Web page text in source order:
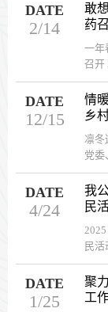
DATE
2/14
敢
药
一年
召开
会。
DATE
12/15
情
乡
凛冬
党委
企业
爱心
问当
DATE
4/24
我
民
民
场顺
DATE
1/25
聚
工